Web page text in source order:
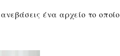
ένα αρχείο το οποίο